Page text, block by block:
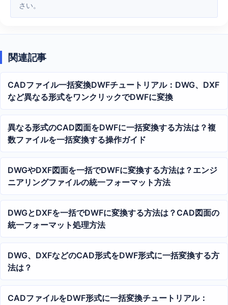
さい。
関連記事
CADファイル一括変換DWFチュートリアル：DWG、DXF
など異なる形式をワンクリックでDWFに変換
異なる形式のCAD図面をDWFに一括変換する方法は？複
数ファイルを一括変換する操作ガイド
DWGやDXF図面を一括でDWFに変換する方法は？エンジ
ニアリングファイルの統一フォーマット方法
DWGとDXFを一括でDWFに変換する方法は？CAD図面の
統一フォーマット処理方法
DWG、DXFなどのCAD形式をDWF形式に一括変換する方
法は？
CADファイルをDWF形式に一括変換チュートリアル：